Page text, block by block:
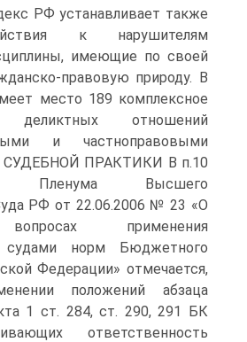
РФ устанавливает также
к нарушителям
имеющие по своей
правовую природу. В
место 189 комплексное
деликтных отношений
и частноправовыми
СУДЕБНОЙ ПРАКТИКИ В п.10
Пленума Высшего
РФ от 22.06.2006 № 23 «О
применения
судами норм Бюджетного
Федерации» отмечается,
положений абзаца
1 ст. 284, ст. 290, 291 БК
ответственность